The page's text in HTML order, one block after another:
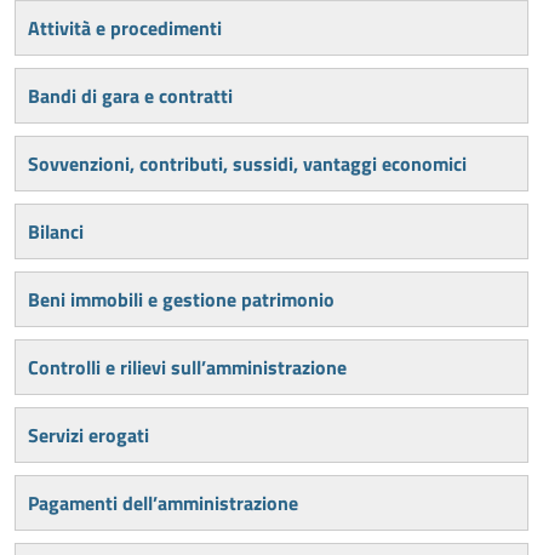
Attività e procedimenti
Bandi di gara e contratti
Sovvenzioni, contributi, sussidi, vantaggi economici
Bilanci
Beni immobili e gestione patrimonio
Controlli e rilievi sull’amministrazione
Servizi erogati
Pagamenti dell’amministrazione